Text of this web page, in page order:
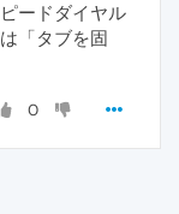
ードダイヤル
「タブを固
0